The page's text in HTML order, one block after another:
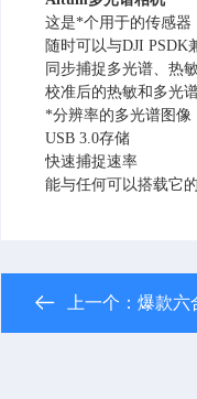
这是*个用于的传感器
随时可以与DJI PSDK
同步捕捉多光谱、热
校准后的热敏和多光
*分辨率的多光谱图像
USB 3.0存储
快速捕捉速率
能与任何可以搭载它
上一个： 爆款六